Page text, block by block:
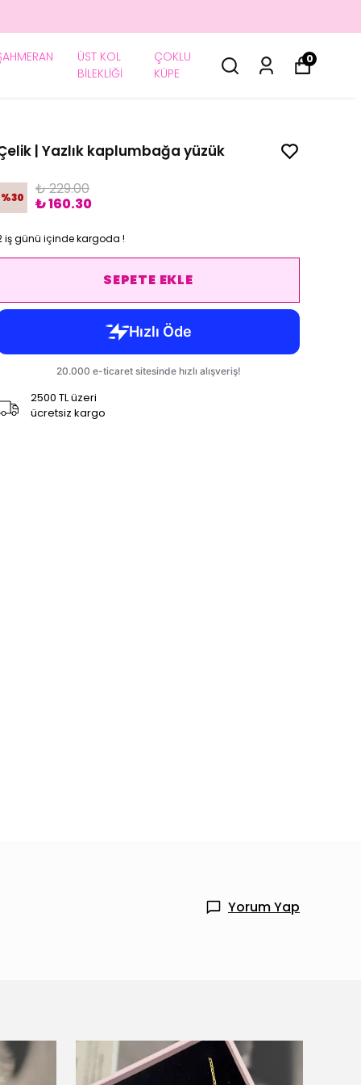
ÜST KOL
BİLEKLİĞİ
ÇOKLU
KÜPE
0
| Yazlık kaplumbağa yüzük
%30
₺ 229.00
₺ 160.30
iş günü içinde kargoda !
SEPETE EKLE
2500 TL üzeri
ücretsiz kargo
Yorum Yap